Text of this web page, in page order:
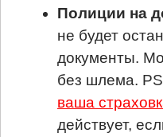
Полиции на
не будет
документы.
без шлема.
ваша
действует,